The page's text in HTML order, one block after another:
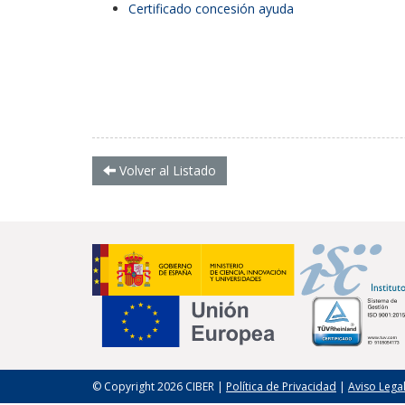
Certificado concesión ayuda
Volver al Listado
© Copyright 2026 CIBER | Política de Privacidad | Aviso Legal